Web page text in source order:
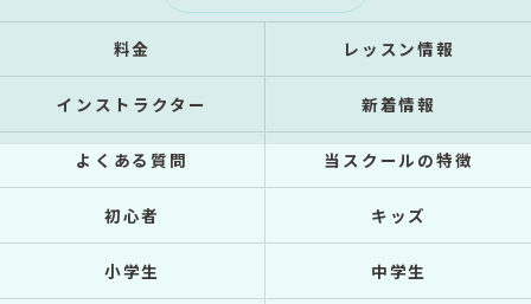
料金 レッスン情報
インストラクター 新着情報
よくある質問 当スクールの特徴
初心者 キッズ
小学生 中学生